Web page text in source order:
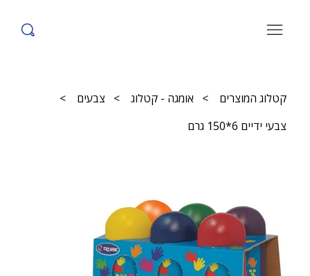
קטלוג המוצרים > אומגה - קטלוג > צבעים
>
צבעי ידיים 6*150 גרם